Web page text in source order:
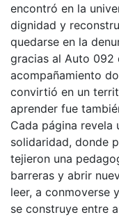
encontró en la
dignidad y
quedarse en la
gracias al Auto 092
acompañamiento
convirtió en un
aprender fue
Cada página
solidaridad, donde
tejieron una
barreras y abrir
leer, a conmoverse
se construye entre